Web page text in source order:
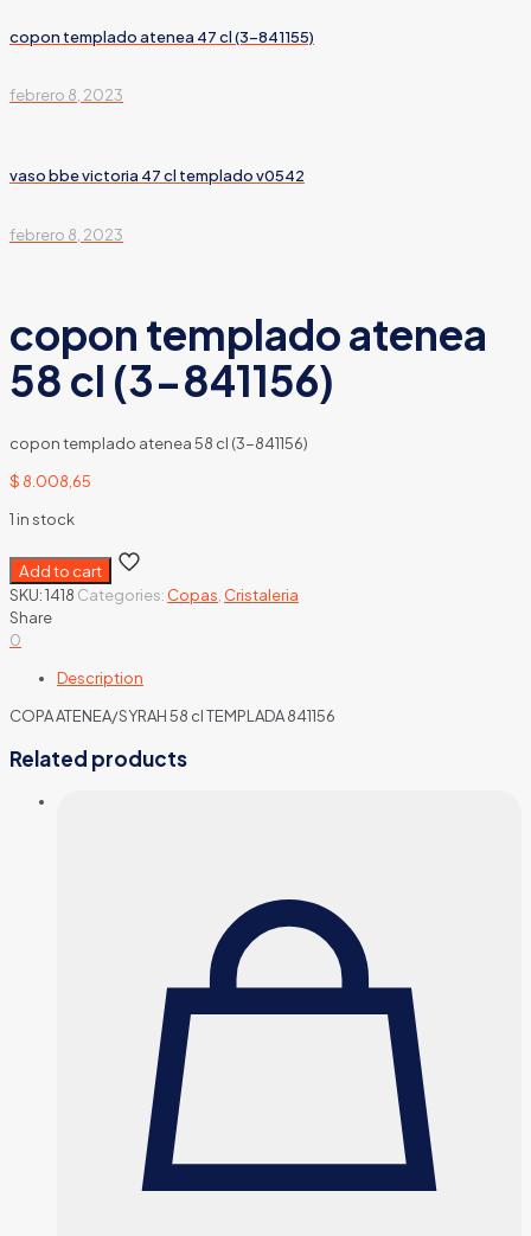
copon templado atenea 47 cl (3-841155)
febrero 8, 2023
vaso bbe victoria 47 cl templado v0542
febrero 8, 2023
copon templado atenea
58 cl (3-841156)
copon templado atenea 58 cl (3-841156)
$ 8.008,65
1 in stock
Add to cart
SKU:1418 Categories: Copas Cristaleria
Share
0
Description
COPA ATENEA/SYRAH 58 cl TEMPLADA 841156
Related products